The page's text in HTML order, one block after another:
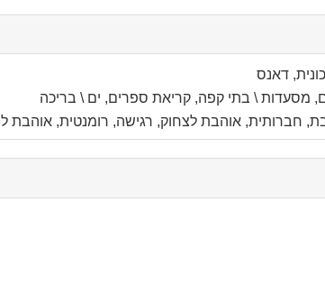
דאנס
מסעדות \ בתי קפה, קריאת ספרים, ים \ בריכה
חברותית, אוהבת לצחוק, רגישה, רומנטית, אוהבת